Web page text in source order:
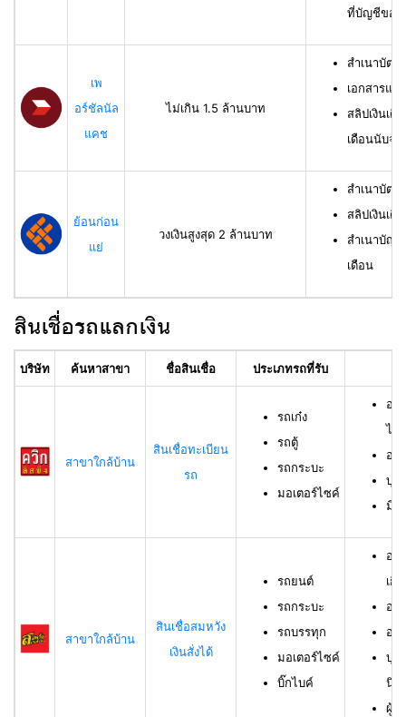
ที่บัญชีของ
เพ
อร์ชัลนัล
แคช
ไม่เกิน 1.5 ล้านบาท
สำเนาบัตร
เอกสารแส
สลิปเงินเ
เดือนนับจ
ย้อนก่อน
แย่
วงเงินสูงสุด 2 ล้านบาท
สำเนาบัต
สลิปเงินเดื
สำเนาบัญชี
เดือน
สินเชื่อรถแลกเงิน
บริษัท ค้นหาสาขา ชื่อสินเชื่อ ประเภทรถที่รับ
สาขาใกล้บ้าน
สินเชื่อทะเบียน
รถ
รถเก๋ง
รถตู้
รถกระบะ
มอเตอร์ไซค์
อา
ไม่
อา
บุค
มีชื่
สาขาใกล้บ้าน
สินเชื่อสมหวัง
เงินสั่งได้
รถยนต์
รถกระบะ
รถบรรทุก
มอเตอร์ไซค์
บิ๊กไบค์
อา
เกิ
อา
อา
บุค
นิติ
ผู้กู้